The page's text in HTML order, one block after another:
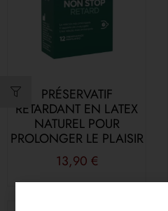
PRÉSERVATIF
RETARDANT EN LATEX
NATUREL POUR
PROLONGER LE PLAISIR
13,90 €